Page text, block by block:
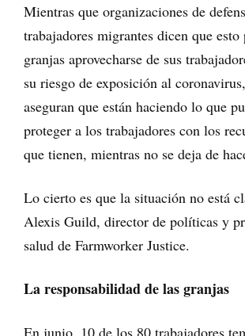
Mientras que organizaciones de
trabajadores migrantes dicen que
granjas aprovecharse de sus
su riesgo de exposición al
aseguran que están haciendo lo que
proteger a los trabajadores con los
que tienen, mientras no se deja de
Lo cierto es que la situación no está
Alexis Guild, director de políticas y
salud de Farmworker Justice.
La responsabilidad de las granjas
En junio, 10 de los 80 trabajadores